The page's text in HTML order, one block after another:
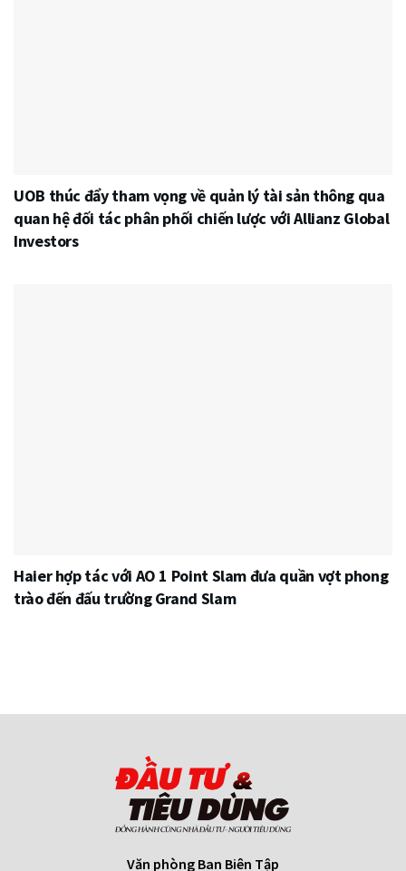
UOB thúc đẩy tham vọng về quản lý tài sản thông qua
quan hệ đối tác phân phối chiến lược với Allianz Global
Investors
Haier hợp tác với AO 1 Point Slam đưa quần vợt phong
trào đến đấu trường Grand Slam
Văn phòng Ban Biên Tập